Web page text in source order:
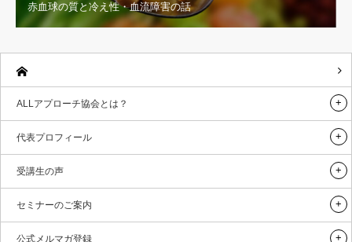
赤血球の質と冷え性・血流障害の話
ALLアプローチ協会とは？
代表プロフィール
受講生の声
セミナーのご案内
公式メルマガ登録